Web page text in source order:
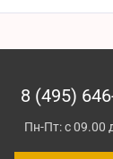
8 (495)
Пн-Пт: с 09.00